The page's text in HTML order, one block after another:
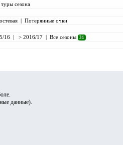
сезона
| Потерянные очки
16| > 2016/17| Все сезоны 31
данные).